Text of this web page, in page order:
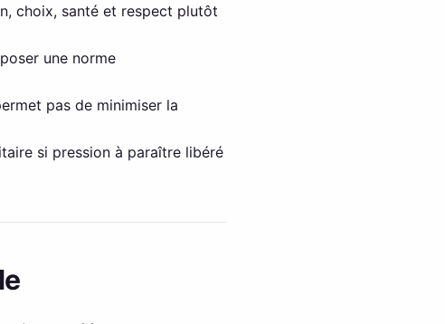
choix, santé et respect plutôt
une norme
pas de minimiser la
si pression à paraître libéré